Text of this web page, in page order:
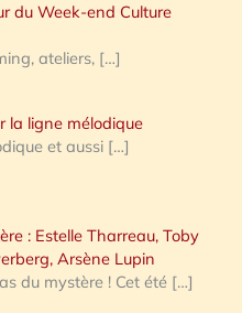
du Week-end Culture
ateliers, […]
la ligne mélodique
et aussi […]
: Estelle Tharreau, Toby
Arsène Lupin
du mystère ! Cet été […]